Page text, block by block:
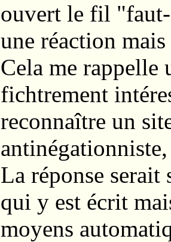
ouvert le fil
une réaction
Cela me rappelle
fichtrement
reconnaître un
La réponse serait
qui y est écrit
moyens